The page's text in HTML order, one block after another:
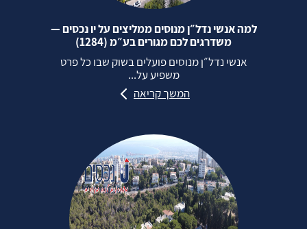
למה אנשי נדל״ן מנוסים ממליצים על יו נכסים —
משדרגים לכם מגורים בע״מ (1284)
אנשי נדל״ן מנוסים פועלים בשוק שבו כל פרט
משפיע על...
המשך קריאה